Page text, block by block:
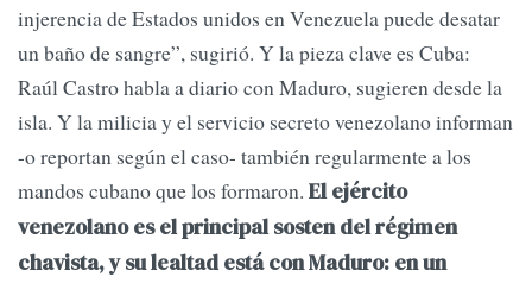
injerencia de Estados unidos en Venezuela puede desatar
un baño de sangre”, sugirió. Y la pieza clave es Cuba:
Raúl Castro habla a diario con Maduro, sugieren desde la
isla. Y la milicia y el servicio secreto venezolano informan
-o reportan según el caso- también regularmente a los
mandos cubano que los formaron. El ejército
venezolano es el principal sosten del régimen
chavista, y su lealtad está con Maduro: en un